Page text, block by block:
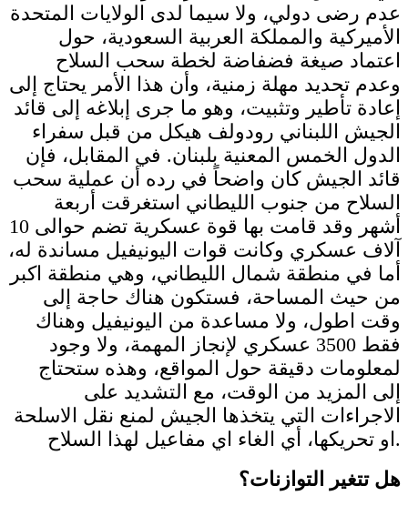
عدم رضى دولي، ولا سيما لدى الولايات المتحدة
الأميركية والمملكة العربية السعودية، حول
اعتماد صيغة فضفاضة لخطة سحب السلاح
وعدم تحديد مهلة زمنية، وأن هذا الأمر يحتاج إلى
إعادة تأطير وتثبيت، وهو ما جرى إبلاغه إلى قائد
الجيش اللبناني رودولف هيكل من قبل سفراء
الدول الخمس المعنية بلبنان. في المقابل، فإن
قائد الجيش كان واضحاً في رده أن عملية سحب
السلاح من جنوب الليطاني استغرقت أربعة
أشهر وقد قامت بها قوة عسكرية تضم حوالى 10
آلاف عسكري وكانت قوات اليونيفيل مساندة له،
أما في منطقة شمال الليطاني، وهي منطقة اكبر
من حيث المساحة، فستكون هناك حاجة إلى
وقت اطول، ولا مساعدة من اليونيفيل وهناك
فقط 3500 عسكري لإنجاز المهمة، ولا وجود
لمعلومات دقيقة حول المواقع، وهذه ستحتاج
إلى المزيد من الوقت، مع التشديد على
الاجراءات التي يتخذها الجيش لمنع نقل الاسلحة
او تحريكها، أي الغاء اي مفاعيل لهذا السلاح.
هل تتغير التوازنات؟